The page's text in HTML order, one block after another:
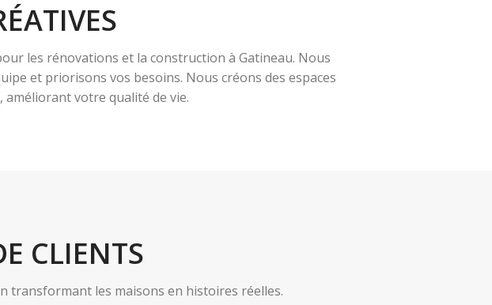
les rénovations et la construction à Gatineau. Nous
et priorisons vos besoins. Nous créons des espaces
votre qualité de vie.
CLIENTS
transformant les maisons en histoires réelles.